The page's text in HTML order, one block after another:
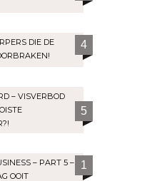
DIE DE
4
– VISVERBOD
5
– PART 5 –
OOIT
1